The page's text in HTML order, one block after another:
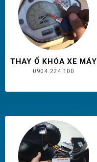
THAY Ổ KHÓA XE MÁY
0904.224.100